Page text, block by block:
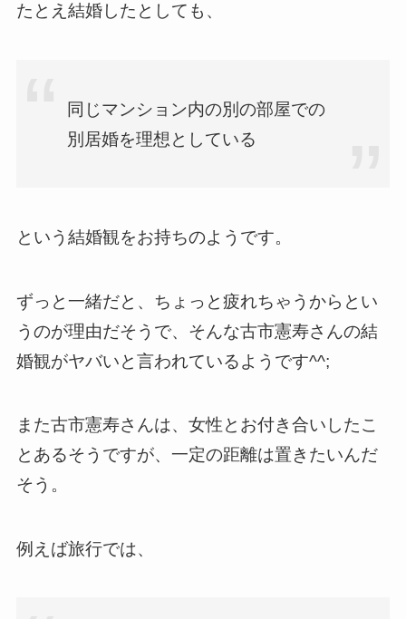
たとえ結婚したとしても、
同じマンション内の別の部屋での
別居婚を理想としている
という結婚観をお持ちのようです。
ずっと一緒だと、ちょっと疲れちゃうからとい
うのが理由だそうで、そんな古市憲寿さんの結
婚観がヤバいと言われているようです^^;
また古市憲寿さんは、女性とお付き合いしたこ
とあるそうですが、一定の距離は置きたいんだ
そう。
例えば旅行では、